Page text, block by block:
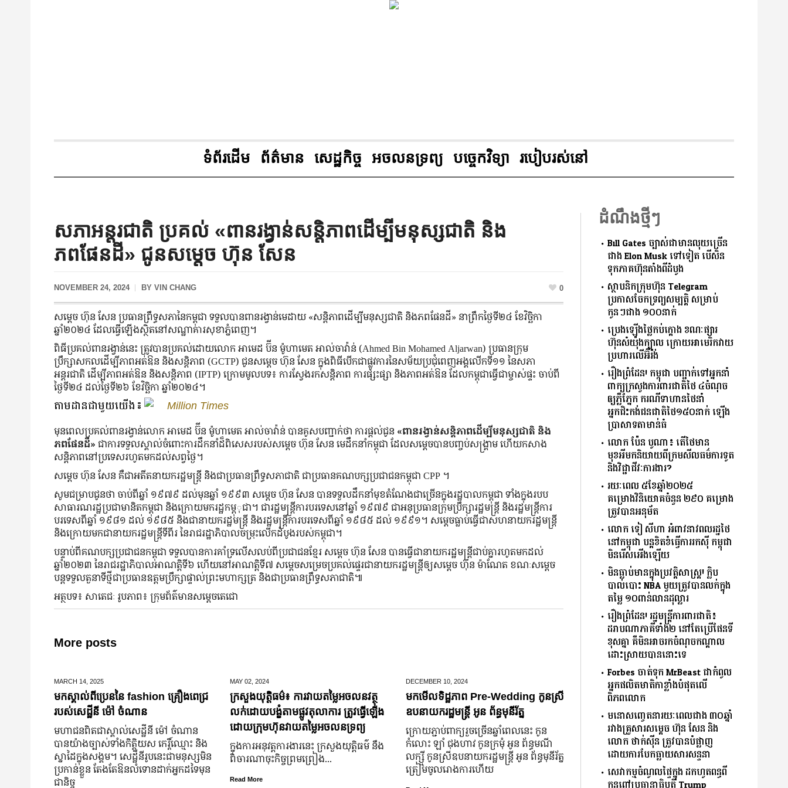
ទំព័រដើម ព័ត៌មាន សេដ្ឋកិច្ច អចលនទ្រព្យ បច្ចេកវិទ្យា របៀបរស់នៅ
សភាអន្តរជាតិ ប្រគល់ «ពានរង្វាន់សន្តិភាពដើម្បីមនុស្សជាតិ និង
ភពផែនដី» ជូនសម្តេច ហ៊ុន សែន
NOVEMBER 24, 2024 BY VIN CHANG 0
សម្ដេច ហ៊ុន សែន ប្រធានព្រឹទ្ធសភានៃកម្ពុជា ទទួលបានពានរង្វាន់មេដាយ «សន្តិភាពដើម្បីមនុស្សជាតិ និងភពផែនដី» នាព្រឹកថ្ងៃទី២៤ ខែវិច្ឆិកា
ឆ្នាំ២០២៤ ដែលធ្វើឡើងស្ថិតនៅសណ្ឋាគារសុខាភ្នំពេញ។
ពិធីប្រគល់ពានរង្វាន់នេះ ត្រូវបានប្រគល់ដោយលោក អាមេដ ប៊ីន ម៉ូហាមេត អាល់ចាវ៉ាន់ (Ahmed Bin Mohamed Aljarwan) ប្រធានក្រុម
ប្រឹក្សាសកលដើម្បីភាពអត់ឱន និងសន្តិភាព (GCTP) ជូនសម្តេច ហ៊ុន សែន ក្នុងពិធីបើកជាផ្លូវការនៃសម័យប្រជុំពេញអង្គលើកទី១១ នៃសភា
អន្តរជាតិ ដើម្បីភាពអត់ឱន និងសន្តិភាព (IPTP) ក្រោមមូលបទ៖ ការស្វែងរកសន្តិភាព ការផ្សះផ្សា និងភាពអត់ឱន ដែលកម្ពុជាធ្វើជាម្ចាស់ផ្ទះ ចាប់ពី
ថ្ងៃទី២៤ ដល់ថ្ងៃទី២៦ ខែវិច្ឆិកា ឆ្នាំ២០២៤។
តាមដានជាមួយយើង៖ Million Times
មុនពេលប្រគល់ពានរង្វាន់លោក អាមេដ ប៊ីន ម៉ូហាមេត អាល់ចាវ៉ាន់ បានគូសបញ្ជាក់ថា ការផ្តល់ជូន «ពានរង្វាន់សន្តិភាពដើម្បីមនុស្សជាតិ និង
ភពផែនដី» ជាការទទួលស្គាល់ចំពោះការដឹកនាំដ៏ពិសេសរបស់សម្តេច ហ៊ុន សែន មេដឹកនាំកម្ពុជា ដែលសម្តេចបានបញ្ចប់សង្គ្រាម ហើយកសាង
សន្តិភាពនៅប្រទេសរហូតមកដល់សព្វថ្ងៃ។
សម្តេច ហ៊ុន សែន គឺជាអតីតនាយករដ្ឋមន្រ្តី និងជាប្រធានព្រឹទ្ធសភាជាតិ ជាប្រធានគណបក្សប្រជាជនកម្ពុជា CPP ។
សូមជម្រាបជូនថា ចាប់ពីឆ្នាំ ១៩៧៩ ដល់មុនឆ្នាំ ១៩៩៣ សម្តេច ហ៊ុន សែន បានទទួលដឹកនាំមុខតំណែងជាច្រើនក្នុងរដ្ឋបាលកម្ពុជា ទាំងក្នុងរបប
សាធារណរដ្ឋប្រជាមានិតកម្ពុជា និងក្រោយមករដ្ឋកម្ពុុជា។ ជារដ្ឋមន្ត្រីការបរទេសនៅឆ្នាំ ១៩៧៩ ជាអនុប្រធានក្រុមប្រឹក្សារដ្ឋមន្រ្តី និងរដ្ឋមន្ត្រីការ
បរទេសពីឆ្នាំ ១៩៨១ ដល់ ១៩៨៥ និងជានាយករដ្ឋមន្ត្រី និងរដ្ឋមន្ត្រីការបរទេសពីឆ្នាំ ១៩៨៥ ដល់ ១៩៩១។ សម្តេចធ្លាប់ធ្វើជាសហនាយករដ្ឋមន្រ្តី
និងក្រោយមកជានាយករដ្ឋមន្ត្រីទីពីរ នៃរាជរដ្ឋាភិបាលចម្រុះលើកដំបូងរបស់កម្ពុជា។
បន្ទាប់ពីគណបក្សប្រជាជនកម្ពុជា ទទួលបានការគាំទ្រលើសលប់ពីប្រជាជនខ្មែរ សម្តេច ហ៊ុន សែន បានធ្វើជានាយករដ្ឋមន្រ្តីជាប់គ្នារហូតមកដល់
ឆ្នាំ២០២៣ នៃរាជរដ្ឋាភិបាលអាណត្តិទី៦ ហើយនៅអាណត្តិទី៧ សម្តេចសម្រេចប្រគល់ផ្ទេរជានាយករដ្ឋមន្រ្តីឲ្យសម្តេច ហ៊ុន ម៉ាណែត ខណៈសម្តេច
បន្តទទួលតួនាទីថ្មីជាប្រធានឧត្តមប្រឹក្សាផ្ទាល់ព្រះមហាក្សត្រ និងជាប្រធានព្រឹទ្ធសភាជាតិ៕
អត្ថបទ៖ សាតេជៈ រូបភាព៖ ក្រុមព័ត៌មានសម្តេចតេជោ
More posts
MARCH 14, 2025
មកស្គាល់ពីប្រេននៃ​ fashion គ្រឿងពេជ្រ
របស់សេដ្ឋីនី ម៉ៅ ចំណាន
មហាជន​ពិតជា​ស្គាល់​សេដ្ឋី​នី ម៉ៅ ចំណាន
បាន​យ៉ាង​ច្បាស់​ទាំង​កិត្តិយស កេរ្តិ៍ឈ្មោះ និង​
ស្នាដៃ​ក្នុង​សង្គម។ សេដ្ឋី​នី​រូប​នេះ​ជា​មនុស្ស​មិន​
ប្រកាន់​ខ្លួន តែងតែ​ឱនលំទោន​ដាក់​អ្នក​ដទៃ​មុន​
ជានិច្ច
MAY 02, 2024
ក្រសួងយុត្តិធម៌៖ ការវាយតម្លៃអចលនវត្ថុ
លក់ដោយបង្ខំតាមផ្លូវតុលាការ ត្រូវធ្វើឡើង
ដោយក្រុមហ៊ុនវាយតម្លៃអចលនទ្រព្យ
ក្នុងការអនុវត្តការងារនេះ ក្រសួងយុត្តិធម៌ នឹង
ពិចារណាចុះកិច្ចព្រមព្រៀង...
Read More
DECEMBER 10, 2024
មកមើលទិដ្ឋភាព Pre-Wedding កូនស្រី
ឧបនាយករដ្ឋមន្រ្តី អូន ព័ន្ធមុនីរ័ត្ន
ក្រោយ​ភ្ជាប់​ពាក្យ​រួច​ច្រើន​ឆ្នាំ​ពេលនេះ កូន
កំលោះ ឡាំ ជុងហាវ កូនក្រមុំ អូន ព័ន្ធមណី
លក្ស្មី កូនស្រី​ឧបនាយករដ្ឋមន្ត្រី អូន ព័ន្ធមុនីរ័ត្ន
ត្រៀម​ចូល​រោងការ​ហើយ
ដំណឹងថ្មីៗ
Bill Gates ច្បាស់ជាមានលុយច្រើន
ជាង Elon Musk ទៅទៀត បើសិន
ទុកភាគហ៊ុនតាំងពីដំបូង
ស្ថាបនិកក្រុមហ៊ុន Telegram
ប្រកាសចែកទ្រព្យសម្បត្តិ សម្រាប់
កូនៗជាង ១០០នាក់
ប្រេងឡើងថ្លៃកប់ក្ដោង ខណៈផ្សារ
ហ៊ុនសំយ៉ុងក្បាល ក្រោយអាមេរិកវាយ
ប្រហារលើអ៊ីរ៉ង់
រឿងព្រំដែន! កម្ពុជា បញ្ជាក់ទៅអ្នកនាំ
ពាក្យក្រសួងការពារជាតិថៃ ៤ចំណុច
ឲ្យភ្លឺភ្នែក ករណីទាហានថៃនាំ
អ្នកជិះកង់ជនជាតិថៃ១៥០នាក់ ឡើង
ប្រាសាទតាមាន់ធំ
លោក ប៉ែន បូណា៖ តើថៃមាន
មុខអីមកនិយាយពីក្រមសីលធម៌ការទូត
និងវិជ្ជាជីវៈការងារ?
រយៈពេល ៥ខែឆ្នាំ២០២៥
គម្រោងវិនិយោគចំនួន ២៩០ គម្រោង
ត្រូវបានអនុម័ត
លោក ទៀ សីហា អំពាវនាវពលរដ្ឋថៃ
នៅកម្ពុជា បន្តខិតខំធ្វើការរកសុី កម្ពុជា
មិនរើសអើងឡើយ
មិនធ្លាប់មានក្នុងប្រវត្តិសាស្ត្រ! ក្លិប
បាល់បោះ NBA មួយត្រូវបានលក់ក្នុង
តម្លៃ ១០ពាន់លានដុល្លារ
រឿងព្រំដែន! រដ្ឋមន្រ្តីការពារជាតិ៖
ដរាបណាភាគីទាំង២ នៅតែប្រើផែនទី
ខុសគ្នា គឺមិនអាចរកចំណុច​កណ្តាល​
ដោះស្រាយ​បាននោះទេ
Forbes ចាត់ទុក MrBeast ជាកំពូល
អ្នកផលិតមាតិកាខ្លាំងបំផុតលើ
ពិភពលោក
មនោសញ្ចេតនារយៈពេលជាង ៣០ឆ្នាំ
រវាងគ្រួសារសម្តេច ហ៊ុន សែន និង
លោក ថាក់ស៊ីន ត្រូវបានបំផ្លាញ
ដោយការបែកធ្លាយសារសន្ទនា
សេវាកម្មចំណូលផ្ទៃក្នុង ដកហូតពន្ធពី